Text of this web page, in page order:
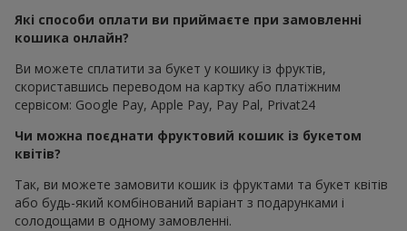
Які способи оплати ви приймаєте при замовленні
кошика онлайн?
Ви можете сплатити за букет у кошику із фруктів,
скориставшись переводом на картку або платіжним
сервісом: Google Pay, Apple Pay, Pay Pal, Privat24
Чи можна поєднати фруктовий кошик із букетом
квітів?
Так, ви можете замовити кошик із фруктами та букет квітів
або будь-який комбінований варіант з подарунками і
солодощами в одному замовленні.